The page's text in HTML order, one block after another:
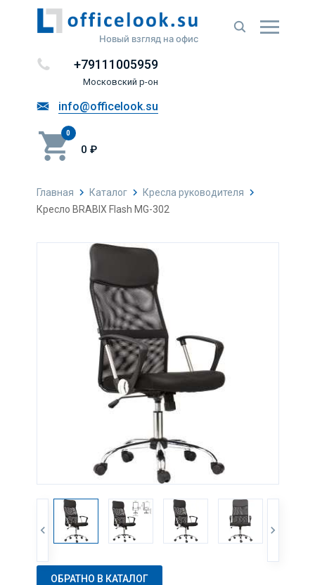
Новый взгляд на офис
+79111005959
Московский р-он
info@officelook.su
0
0 ₽
Главная Каталог
Кресла руководителя
Кресло BRABIX Flash MG-302
ОБРАТНО В КАТАЛОГ